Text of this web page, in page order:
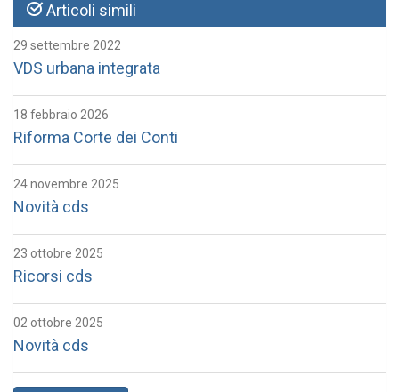
Articoli simili
29 settembre 2022
VDS urbana integrata
18 febbraio 2026
Riforma Corte dei Conti
24 novembre 2025
Novità cds
23 ottobre 2025
Ricorsi cds
02 ottobre 2025
Novità cds